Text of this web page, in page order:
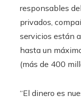
responsables
privados,
servicios están
hasta un
(más de 400
“El dinero es